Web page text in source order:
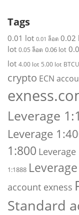
o
r
Tags
0.01 lot 0.01 ล็อต 0.02
lot 0.05 ล็อต 0.06 lot
lot 4.00 lot 5.00 lot
crypto ECN
Leverage
Leverage
1:800 Leverage
1:1888
account exness
Standard